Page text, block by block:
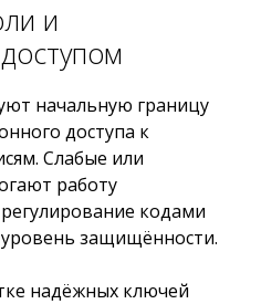
и
начальную границу
доступа к
Слабые или
работу
кодами
защищённости.
надёжных ключей